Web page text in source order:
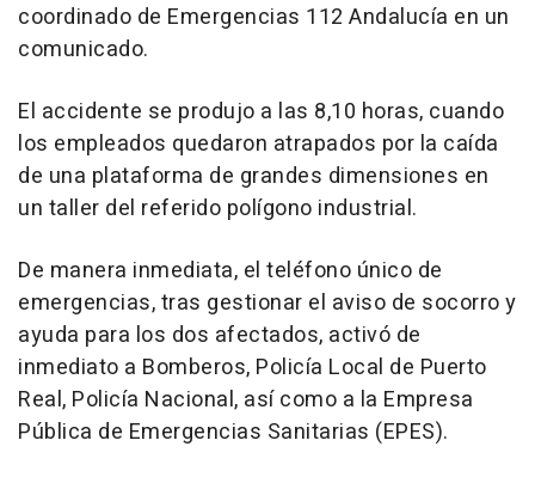
coordinado de Emergencias 112 Andalucía en un
comunicado.
El accidente se produjo a las 8,10 horas, cuando
los empleados quedaron atrapados por la caída
de una plataforma de grandes dimensiones en
un taller del referido polígono industrial.
De manera inmediata, el teléfono único de
emergencias, tras gestionar el aviso de socorro y
ayuda para los dos afectados, activó de
inmediato a Bomberos, Policía Local de Puerto
Real, Policía Nacional, así como a la Empresa
Pública de Emergencias Sanitarias (EPES).